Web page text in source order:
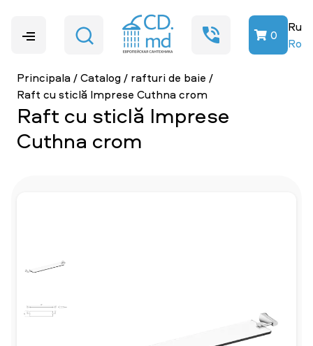
0
Ru
Ro
Principala/Catalog/ rafturi de baie /
Raft cu sticlă Imprese Cuthna crom
Raft cu sticlă Imprese
Cuthna crom